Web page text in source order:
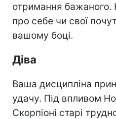
отримання бажаного.
про себе чи свої
вашому боці.
Діва
Ваша дисципліна
удачу. Під впливом
Скорпіоні старі